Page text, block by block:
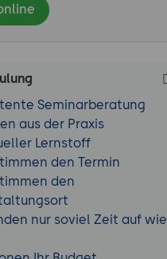
Seminarberatung
aus der Praxis
Lernstoff
den Termin
den
nur soviel Zeit auf wie